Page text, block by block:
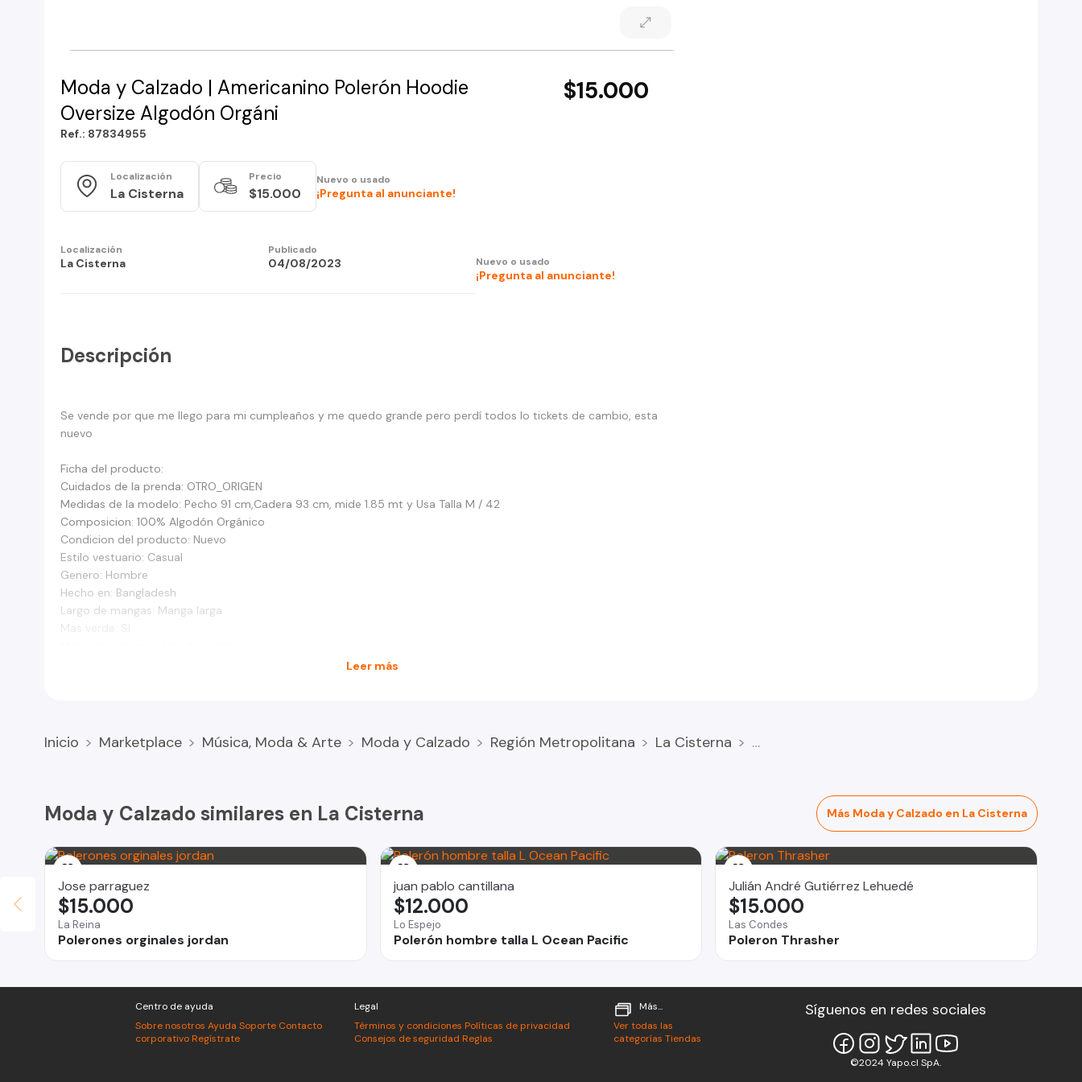
Moda y Calzado | Americanino Polerón Hoodie
Oversize Algodón Orgáni
$15.000
Ref.: 87834955
Localización
La Cisterna
Precio
$15.000
Nuevo o usado
¡Pregunta al anunciante!
Localización
La Cisterna
Publicado
04/08/2023 Nuevo o usado
¡Pregunta al anunciante!
Descripción
Se vende por que me llego para mi cumpleaños y me quedo grande pero perdí todos lo tickets de cambio, esta
nuevo
Ficha del producto:
Cuidados de la prenda: OTRO_ORIGEN
Medidas de la modelo: Pecho 91 cm,Cadera 93 cm, mide 1.85 mt y Usa Talla M / 42
Composicion: 100% Algodón Orgánico
Condicion del producto: Nuevo
Estilo vestuario: Casual
Genero: Hombre
Hecho en: Bangladesh
Largo de mangas: Manga larga
Leer más
Inicio Marketplace Música, Moda & Arte Moda y Calzado Región Metropolitana La Cisterna
Moda y Calzado similares en La Cisterna Más Moda y Calzado en La Cisterna
Jose parraguez
La Reina
Polerones orginales jordan
$15.000
juan pablo cantillana
Lo Espejo
Polerón hombre talla L Ocean Pacific
$12.000
Julián André Gutiérrez Lehuedé
Las Condes
Poleron Thrasher
$15.000
Centro de ayuda
Sobre nosotros Ayuda Soporte Contacto
corporativo Regístrate
Legal
Términos y condiciones Políticas de privacidad
Consejos de seguridad Reglas
Más...
Ver todas las
categorías Tiendas
Síguenos en redes sociales
©2024 Yapo.cl SpA.